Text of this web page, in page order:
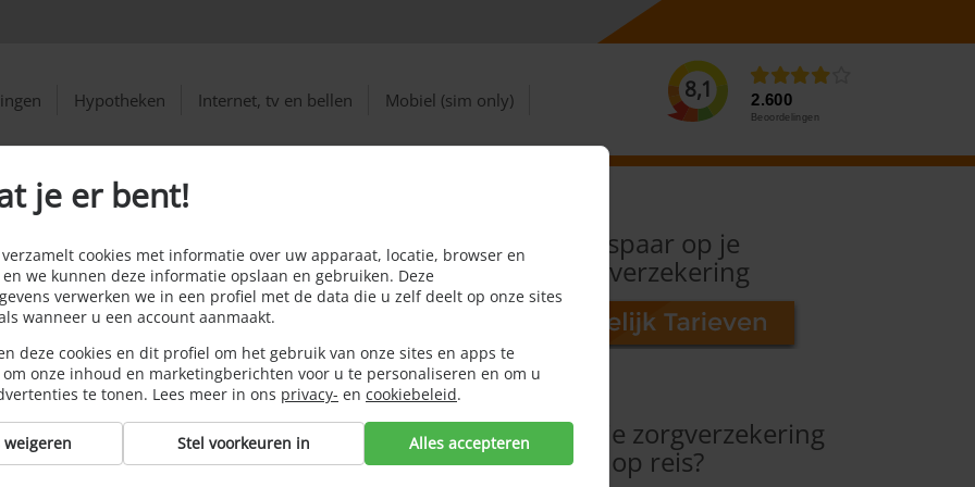
Hypotheken Internet, tv en bellen Mobiel (sim only) 8,1 2.600
Beoordelingen
Niet je Reisverzekering te Checken!
Geboekt?
te
Bespaar op je
reisverzekering
Wat dekt je zorgverzekering
op reis?
je er bent!
cookies met informatie over uw apparaat, locatie, browser en
we kunnen deze informatie opslaan en gebruiken. Deze
verwerken we in een profiel met de data die u zelf deelt op onze sites
wanneer u een account aanmaakt.
deze cookies en dit profiel om het gebruik van onze sites en apps te
onze inhoud en marketingberichten voor u te personaliseren en om u
te tonen. Lees meer in ons privacy- en cookiebeleid.
weigeren Stel voorkeuren in Alles accepteren